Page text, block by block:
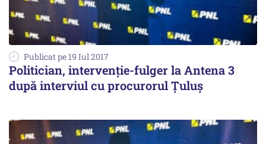
Publicat pe 19 Iul 2017
Politician, intervenție-fulger la Antena 3
după interviul cu procurorul Țuluș